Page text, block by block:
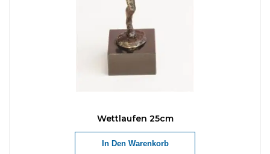
Wettlaufen 25cm
In Den Warenkorb